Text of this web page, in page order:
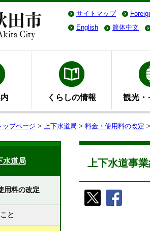
サイトマップ
English
简体中文
くらしの情報 観光・
ップページ > 上下水道局 > 料金・使用料の改定
上下水道事
水道局
用料の改定
と